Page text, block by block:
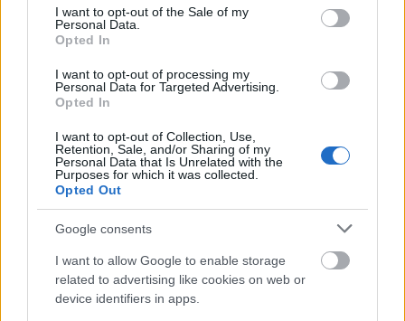
consent section.
I want to opt-out of the Sale of my
Personal Data.
Opted In
I want to opt-out of processing my
Personal Data for Targeted Advertising.
Opted In
I want to opt-out of Collection, Use,
Retention, Sale, and/or Sharing of my
Personal Data that Is Unrelated with the
Purposes for which it was collected.
Opted Out
Google consents
I want to allow Google to enable storage
related to advertising like cookies on web or
device identifiers in apps.
ΔΗΩ.